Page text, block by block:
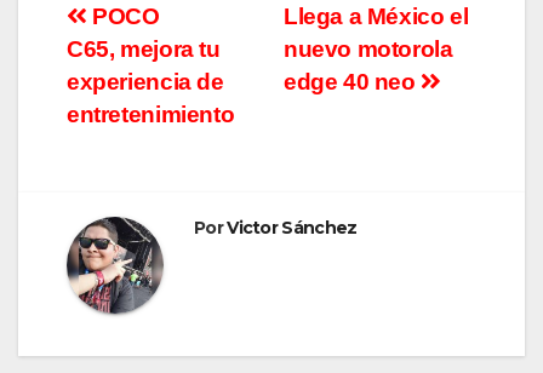
Navegación
de
entradas
Llega a México el
nuevo motorola
edge 40 neo
POCO
C65, mejora tu
experiencia de
entretenimiento
PorVictor Sánchez